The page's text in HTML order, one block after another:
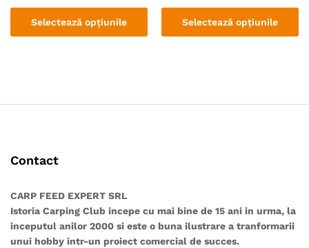
25.00 lei
până
Selectează opțiunile
multe
fi
în
pagina
produsului.
19.00
până
Selectează opțiunile
multe
pagina
produsului.
Contact
CARP FEED EXPERT SRL
Istoria Carping Club incepe cu mai bine de 15 ani in urma, la
inceputul anilor 2000 si este o buna ilustrare a tranformarii
unui hobby intr-un proiect comercial de succes.